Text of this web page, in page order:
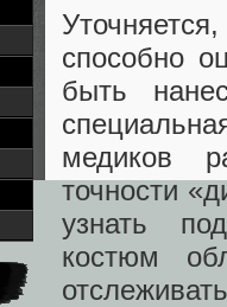
способно
быть
медиков
точности
узнать
костюм